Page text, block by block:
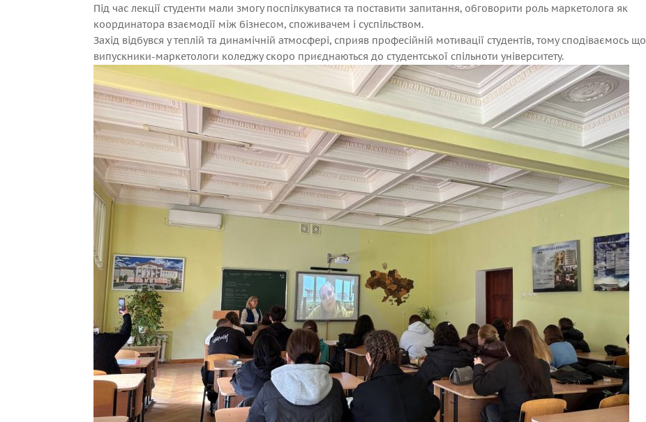
Під час лекції студенти мали змогу поспілкуватися та поставити запитання, обговорити роль маркетолога як
координатора взаємодії між бізнесом, споживачем і суспільством.
Захід відбувся у теплій та динамічній атмосфері, сприяв професійній мотивації студентів, тому сподіваємось що
випускники-маркетологи коледжу скоро приєднаються до студентської спільноти університету.